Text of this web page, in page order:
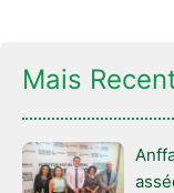
Mais